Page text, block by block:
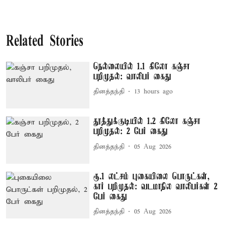
Related Stories
நெல்லையில் 1.1 கிலோ கஞ்சா
பறிமுதல்: வாலிபர் கைது
தினத்தந்தி 13 hours ago
தூத்துக்குடியில் 1.2 கிலோ கஞ்சா
பறிமுதல்: 2 பேர் கைது
தினத்தந்தி 05 Aug 2026
ரூ.1 லட்சம் புகையிலை பொருட்கள்,
கார் பறிமுதல்: வடமாநில வாலிபர்கள் 2
பேர் கைது
தினத்தந்தி 05 Aug 2026